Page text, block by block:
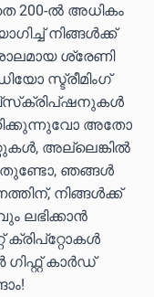
200-ൽ അധികം
നിങ്ങൾക്ക്
ശ്രേണി
സ്ട്രീമിംഗ്
അതോ
അല്ലെങ്കിൽ
ഞങ്ങൾ
നിങ്ങൾക്ക്
ലഭിക്കാൻ
ക്രിപ്‌റ്റോകൾ
കാർഡ്